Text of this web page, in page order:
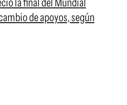
de apoyos, según